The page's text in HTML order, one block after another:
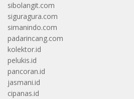
sibolangit.com
siguragura.com
simanindo.com
padarincang.com
kolektor.id
pelukis.id
pancoran.id
jasmani.id
cipanas.id